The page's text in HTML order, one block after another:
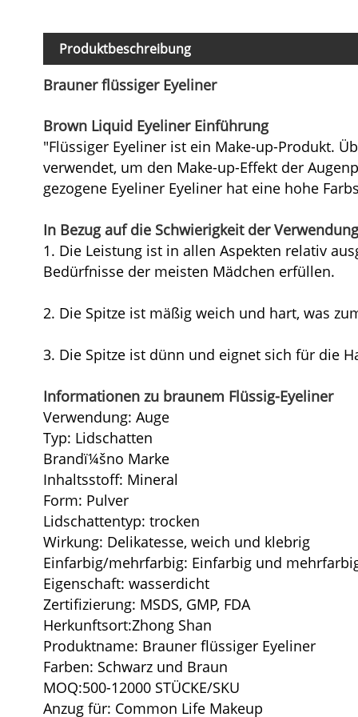
Produktbeschreibung
Brauner flüssiger Eyeliner
Brown Liquid Eyeliner Einführung
"Flüssiger Eyeliner ist ein Make-up-Produkt.
verwendet, um den Make-up-Effekt der
gezogene Eyeliner Eyeliner hat eine hohe
In Bezug auf die Schwierigkeit der
1. Die Leistung ist in allen Aspekten relativ
Bedürfnisse der meisten Mädchen erfüllen.
2. Die Spitze ist mäßig weich und hart, was
3. Die Spitze ist dünn und eignet sich für die
Informationen zu braunem Flüssig-Eyeliner
Verwendung: Auge
Typ: Lidschatten
Brandï¼šno Marke
Inhaltsstoff: Mineral
Form: Pulver
Lidschattentyp: trocken
Wirkung: Delikatesse, weich und klebrig
Einfarbig/mehrfarbig: Einfarbig und
Eigenschaft: wasserdicht
Zertifizierung: MSDS, GMP, FDA
Herkunftsort:Zhong Shan
Produktname: Brauner flüssiger Eyeliner
Farben: Schwarz und Braun
MOQ:500-12000 STÜCKE/SKU
Anzug für: Common Life Makeup